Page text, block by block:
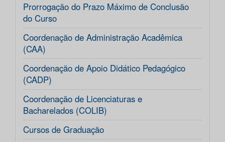
Prorrogação do Prazo Máximo de Conclusão
do Curso
Coordenação de Administração Acadêmica
(CAA)
Coordenação de Apoio Didático Pedagógico
(CADP)
Coordenação de Licenciaturas e
Bacharelados (COLIB)
Cursos de Graduação